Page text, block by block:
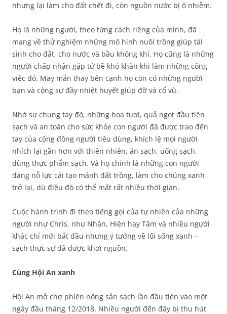
nhưng lại làm cho đất chết đi, còn nguồn nước bị ô nhiễm.
Họ là những người, theo từng cách riêng của mình, đã
mang về thử nghiệm những mô hình nuôi trồng giúp tái
sinh cho đất, cho nước và bầu không khí. Họ cũng là những
người chấp nhận gặp tứ bề khó khăn khi làm những công
việc đó. May mắn thay bên cạnh họ còn có những người
bạn và cộng sự đầy nhiệt huyết giúp đỡ và cổ vũ.
Nhờ sự chung tay đó, những hoa tươi, quả ngọt đầu tiên
sạch và an toàn cho sức khỏe con người đã được trao đến
tay của cộng đồng người tiêu dùng, khích lệ mọi người
nhích lại gần hơn với thiên nhiên, ăn sạch, uống sạch,
dùng thực phẩm sạch. Và họ chính là những con người
đang nỗ lực cải tạo mảnh đất trồng, làm cho chúng xanh
trở lại, dù điều đó có thể mất rất nhiều thời gian.
Cuộc hành trình đi theo tiếng gọi của tự nhiên của những
người như Chris, như Nhân, Hiên hay Tâm và nhiều người
khác chỉ mới bắt đầu nhưng ý tưởng về lối sống xanh –
sạch thực sự đã được khơi nguồn.
Cùng Hội An xanh
Hội An mở chợ phiên nông sản sạch lần đầu tiên vào một
ngày đầu tháng 12/2018. Nhiều người đến đây bị thu hút